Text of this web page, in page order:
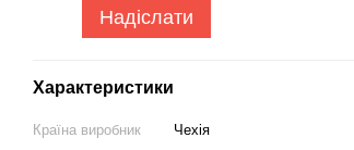
Надіслати
Характеристики
Країна виробник
Чехія